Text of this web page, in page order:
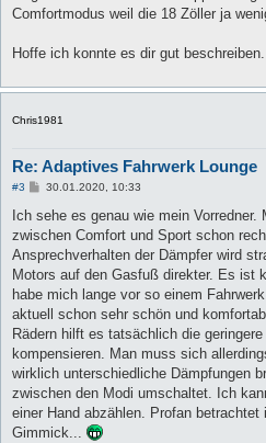
Comfortmodus weil die 18 Zöller ja
Hoffe ich konnte es dir gut beschreiben.
Chris1981
Re: Adaptives Fahrwerk Lounge
#3
B
i
r
a
30.01.2020, 10:33
Ich sehe es genau wie mein
zwischen Comfort und Sport schon
Ansprechverhalten der Dämpfer wird
Motors auf den Gasfuß direkter. Es ist
habe mich lange vor so einem
aktuell schon sehr schön und
Rädern hilft es tatsächlich die
kompensieren. Man muss sich
wirklich unterschiedliche Dämpfungen
zwischen den Modi umschaltet. Ich
einer Hand abzählen. Profan
Gimmick...